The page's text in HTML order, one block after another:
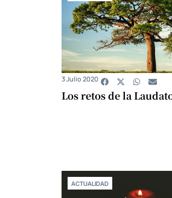
Los retos de la
3 Julio 2020
ACTUALIDAD